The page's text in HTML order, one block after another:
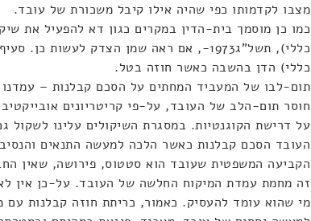
מצבו לקדמותו כפי שהיה אילו קיבל משכורת של עובד.
כללי) הדן בהשבה כאשר חוזה בטל.
תום-לבו של המעביד המחתים על הסכם קבלנות –
חוסר תום-הלב של העובד, על-פי קריטריונים
על דרישת הקוגנטיות. במסגרת השיקולים עלינו
העובד הסכם קבלנות כאשר הלכה למעשה התנאים
הקביעה המשפטית שעובד הוא סטטוס, פירושה, שאין
זה מחמת עמדת המיקוח החלשה של העובד. על-כן אין
מי שהוא עומד להעסיק. כאמור, כריתת חוזה קבלנות